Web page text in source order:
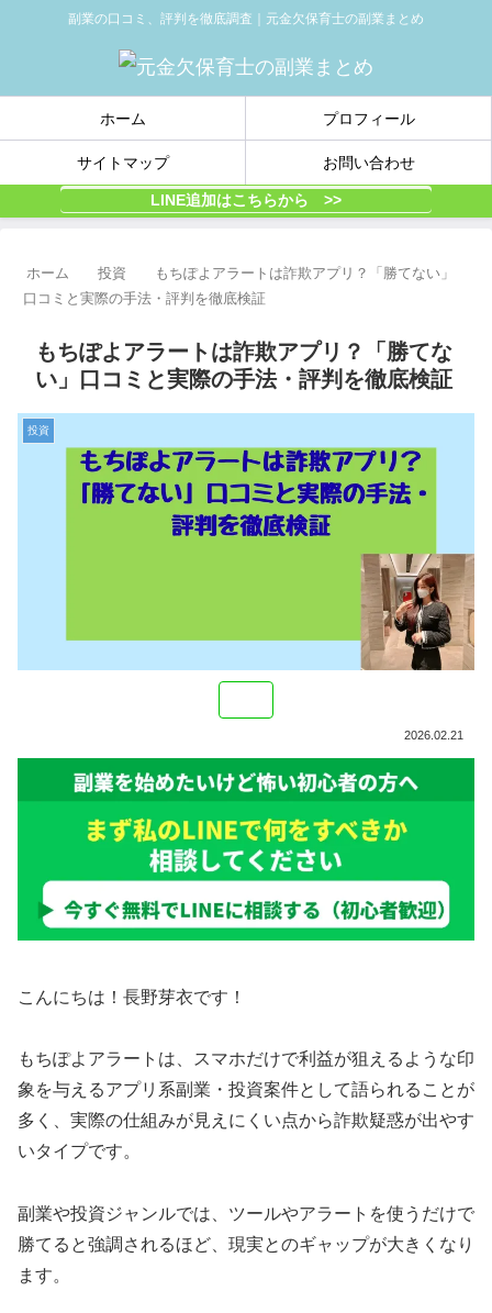
副業の口コミ、評判を徹底調査｜元金欠保育士の副業まとめ
ホーム プロフィール
サイトマップ お問い合わせ
LINE追加はこちらから >>
ホーム 投資
もちぽよアラートは詐欺アプリ？「勝てない」
口コミと実際の手法・評判を徹底検証
もちぽよアラートは詐欺アプリ？「勝てな
い」口コミと実際の手法・評判を徹底検証
投資
2026.02.21
こんにちは！長野芽衣です！
もちぽよアラートは、スマホだけで利益が狙えるような印
象を与えるアプリ系副業・投資案件として語られることが
多く、実際の仕組みが見えにくい点から詐欺疑惑が出やす
いタイプです。
副業や投資ジャンルでは、ツールやアラートを使うだけで
勝てると強調されるほど、現実とのギャップが大きくなり
ます。